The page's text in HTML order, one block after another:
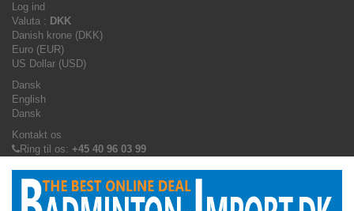
Log ind
Valuta : DKK
Danish krone (DKK)
Euro (EUR)
US Dollar (USD)
Dansk
English
Dansk
Kontakt os
Ring til os: +45 40 96 03 99